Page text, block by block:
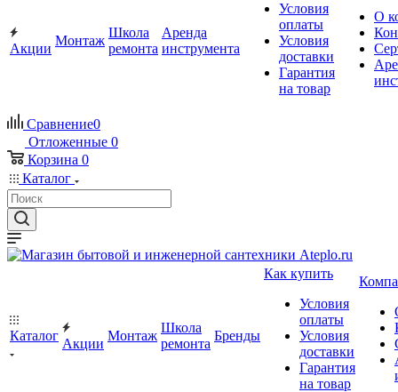
Акции
Монтаж
Школа
ремонта
Аренда
инструмента
Условия
оплаты
Условия
доставки
Гарантия
на товар
О
Сравнение0
Отложенные 0
Корзина 0
Каталог
Каталог
Акции
Монтаж
Школа
ремонта
Бренды
Как купить
Условия
оплаты
Условия
доставки
Гарантия
на товар